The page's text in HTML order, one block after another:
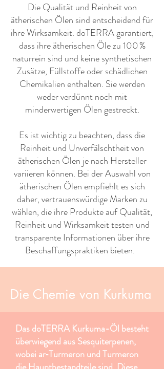
​Die Qualität und Reinheit von
ätherischen Ölen sind entscheidend für
ihre Wirksamkeit. doTERRA garantiert,
dass ihre ätherischen Öle zu 100 %
naturrein sind und keine synthetischen
Zusätze, Füllstoffe oder schädlichen
Chemikalien enthalten. Sie werden
weder verdünnt noch mit
minderwertigen Ölen gestreckt.
Es ist wichtig zu beachten, dass die
Reinheit und Unverfälschtheit von
ätherischen Ölen je nach Hersteller
variieren können. Bei der Auswahl von
ätherischen Ölen empfiehlt es sich
daher, vertrauenswürdige Marken zu
wählen, die ihre Produkte auf Qualität,
Reinheit und Wirksamkeit testen und
transparente Informationen über ihre
Beschaffungspraktiken bieten. ​ ​
Die Chemie von Kurkuma
Das doTERRA Kurkuma-Öl besteht
überwiegend aus Sesquiterpenen,
wobei ar‑Turmeron und Turmeron